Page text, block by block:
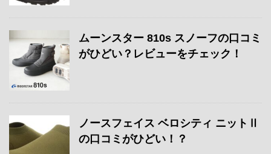
ムーンスター 810s スノーフの口コミ
がひどい？レビューをチェック！
ノースフェイス ベロシティ ニットⅡ
の口コミがひどい！？